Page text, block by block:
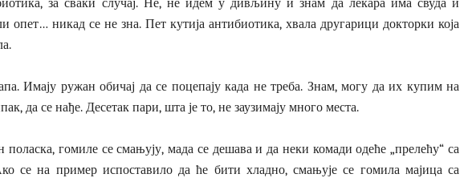
за сваки случај. Не, не идем у дивљину и знам да лекара има свуда и
опет… никад се не зна. Пет кутија антибиотика, хвала другарици докторки која
Имају ружан обичај да се поцепају када не треба. Знам, могу да их купим на
да се нађе. Десетак пари, шта је то, не заузимају много места.
гомиле се смањују, мада се дешава и да неки комади одеће „прелећу“ са
се на пример испоставило да ће бити хладно, смањује се гомила мајица са